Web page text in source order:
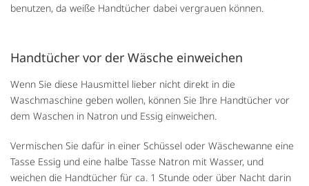
benutzen, da weiße Handtücher dabei vergrauen können.
Handtücher vor der Wäsche einweichen
Wenn Sie diese Hausmittel lieber nicht direkt in die
Waschmaschine geben wollen, können Sie Ihre Handtücher vor
dem Waschen in Natron und Essig einweichen.
Vermischen Sie dafür in einer Schüssel oder Wäschewanne eine
Tasse Essig und eine halbe Tasse Natron mit Wasser, und
weichen die Handtücher für ca. 1 Stunde oder über Nacht darin